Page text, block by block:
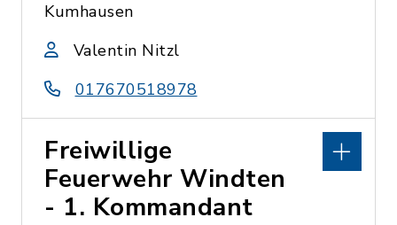
Kumhausen
Valentin Nitzl
017670518978
Freiwillige
Feuerwehr Windten
- 1. Kommandant